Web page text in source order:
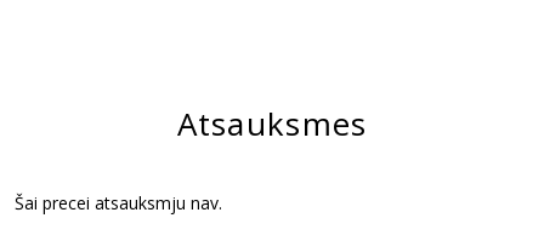
Atsauksmes
Šai precei atsauksmju nav.